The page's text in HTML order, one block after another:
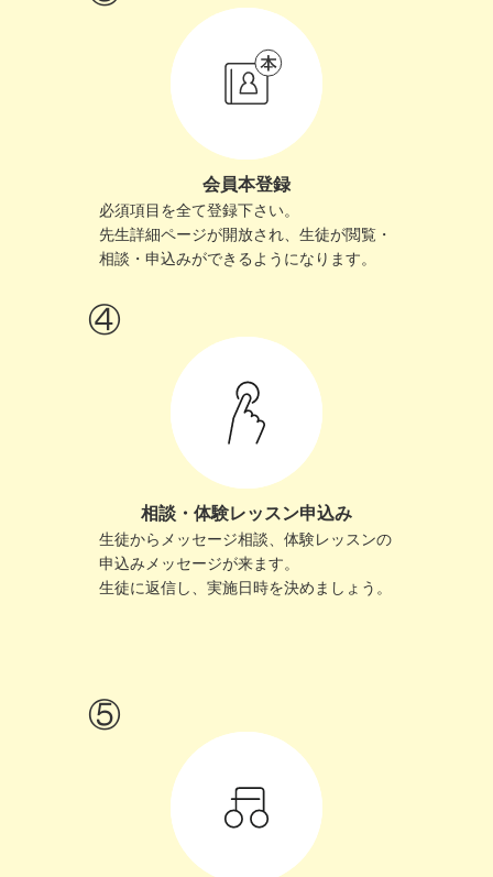
会員本登録
必須項目を全て登録下さい。
先生詳細ページが開放され、生徒が閲覧・
相談・申込みができるようになります。
相談・体験レッスン申込み
生徒からメッセージ相談、体験レッスンの
申込みメッセージが来ます。
生徒に返信し、実施日時を決めましょう。